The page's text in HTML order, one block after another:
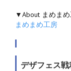
▼About まめま
まめまめ工房
デザフェス